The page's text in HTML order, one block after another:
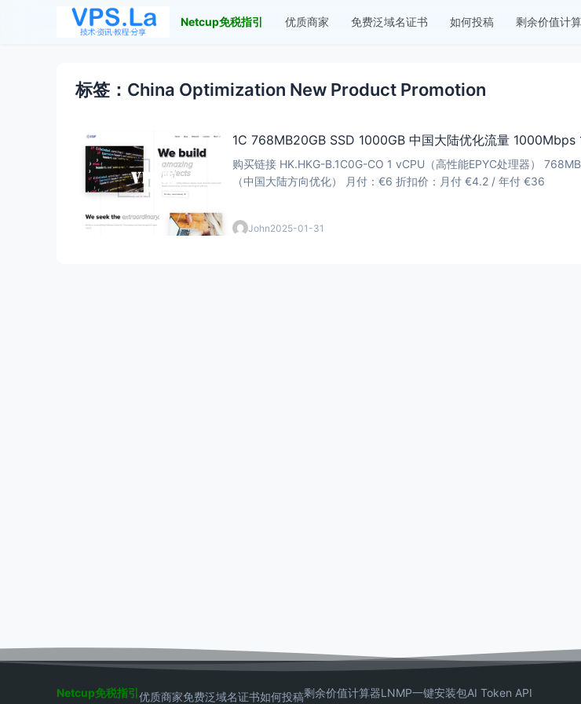
Netcup免税指引 优质商家 免费泛域名证书 如何投稿 剩余价值计
标签：China Optimization New Product Promotion
1C 768MB20GB SSD 1000GB 中国大陆优化流量
购买链接 HK.HKG-B.1C0G-CO 1 vCPU（高性能EPYC处理器） 768MB RAM 20GB SSD 1000GB 中国大陆优化流量 1000Mbps 端口速度 1个IPv4地址
（中国大陆方向优化） 月付：€6 折扣价：月付 €4.2 / 年付 €36
John2025-01-31
Netcup免税指引优质商家免费泛域名证书如何投稿剩余价值计算器LNMP一键安装包AI Token API